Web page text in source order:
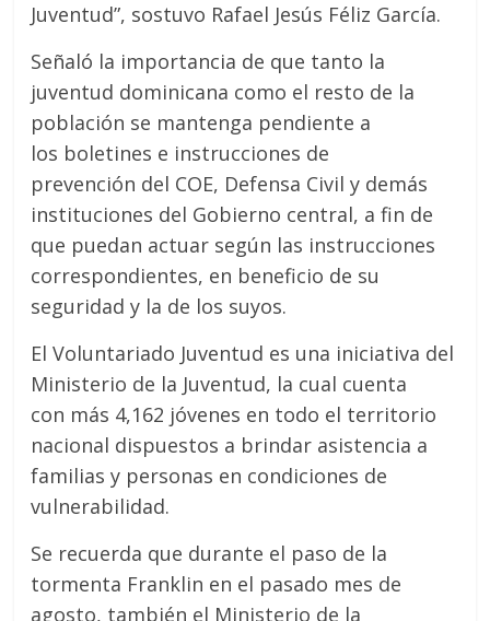
Juventud”, sostuvo Rafael Jesús Féliz García.
Señaló la importancia de que tanto la
juventud dominicana como el resto de la
población se mantenga pendiente a
los boletines e instrucciones de
prevención del COE, Defensa Civil y demás
instituciones del Gobierno central, a fin de
que puedan actuar según las instrucciones
correspondientes, en beneficio de su
seguridad y la de los suyos.
El Voluntariado Juventud es una iniciativa del
Ministerio de la Juventud, la cual cuenta
con más 4,162 jóvenes en todo el territorio
nacional dispuestos a brindar asistencia a
familias y personas en condiciones de
vulnerabilidad.
Se recuerda que durante el paso de la
tormenta Franklin en el pasado mes de
agosto, también el Ministerio de la